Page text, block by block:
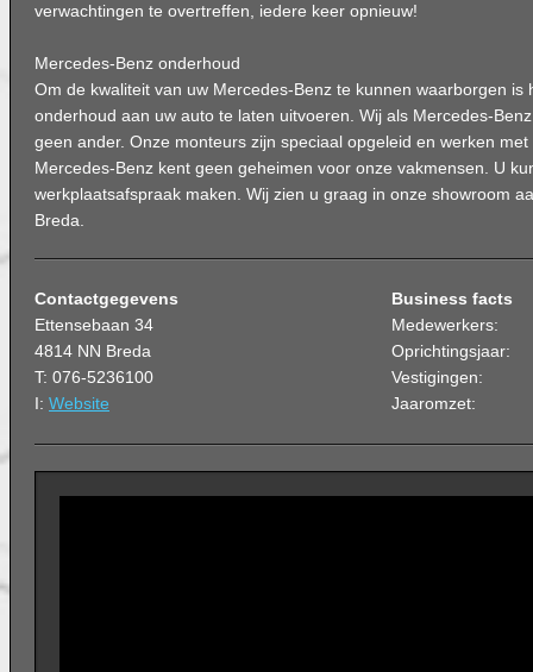
verwachtingen te overtreffen, iedere keer opnieuw!
Mercedes-Benz onderhoud
Om de kwaliteit van uw Mercedes-Benz te kunnen waarborgen is
onderhoud aan uw auto te laten uitvoeren. Wij als Mercedes-
geen ander. Onze monteurs zijn speciaal opgeleid en werken
Mercedes-Benz kent geen geheimen voor onze vakmensen. U
werkplaatsafspraak maken. Wij zien u graag in onze showroom
Breda.
Contactgegevens
Ettensebaan 34
4814 NN Breda
T: 076-5236100
I: Website
Business facts
Medewerkers:
Oprichtingsjaar:
Vestigingen:
Jaaromzet: